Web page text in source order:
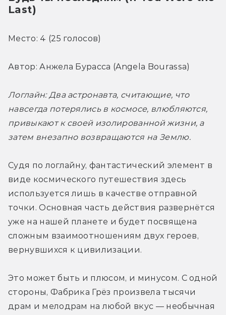
Last)
Место: 4 (25 голосов)
Автор: Анжела Бурасса (Angela Bourassa)
Логлайн: Два астронавта, считающие, что
навсегда потерялись в космосе, влюбляются,
привыкают к своей изолированной жизни, а
затем внезапно возвращаются на Землю.
Судя по логлайну, фантастический элемент в
виде космического путешествия здесь
используется лишь в качестве отправной
точки. Основная часть действия развернётся
уже на нашей планете и будет посвящена
сложным взаимоотношениям двух героев,
вернувшихся к цивилизации.
Это может быть и плюсом, и минусом. С одной
стороны, Фабрика Грёз произвела тысячи
драм и мелодрам на любой вкус — необычная